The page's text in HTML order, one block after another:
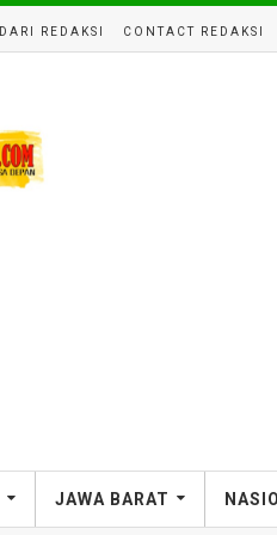
DARI REDAKSI CONTACT REDAKSI
JAWA BARAT